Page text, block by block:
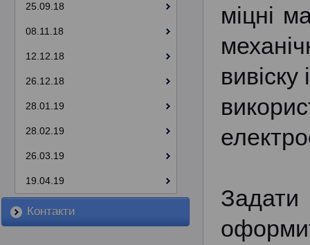
25.09.18
08.11.18
12.12.18
26.12.18
28.01.19
28.02.19
26.03.19
19.04.19
Контакти
міцні